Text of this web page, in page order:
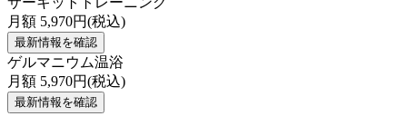
月額 5,970円(税込)
最新情報を確認
ゲルマニウム温浴
月額 5,970円(税込)
最新情報を確認